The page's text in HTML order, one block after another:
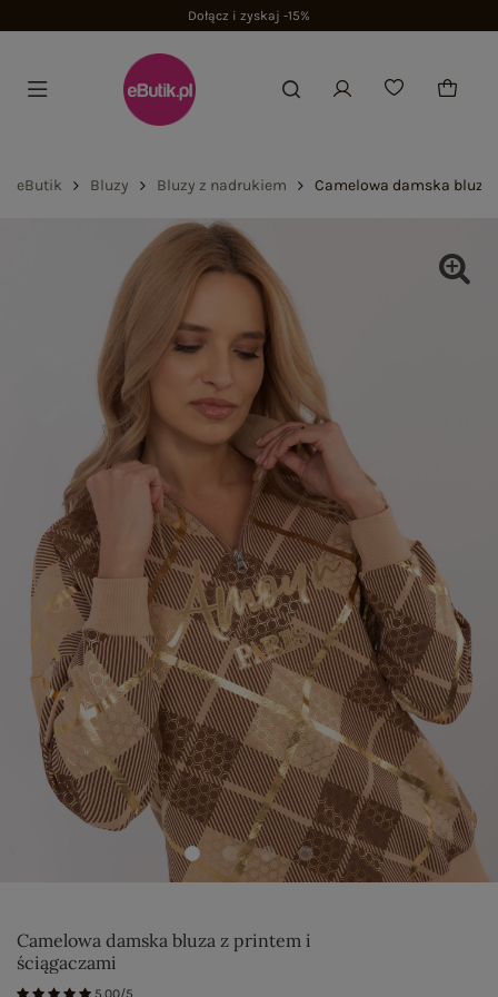
Dołącz i zyskaj -15%
eButik Bluzy Bluzy z nadrukiem Camelowa damska
Camelowa damska bluza z printem i
ściągaczami
5.00/5